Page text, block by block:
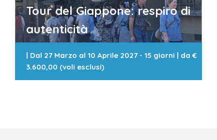
Tour del Giappone: respiro di
autenticità
| Dal 27 Marzo al 10 Aprile 2027 - 15 giorni | da€
3.600,00 (voli esclusi)